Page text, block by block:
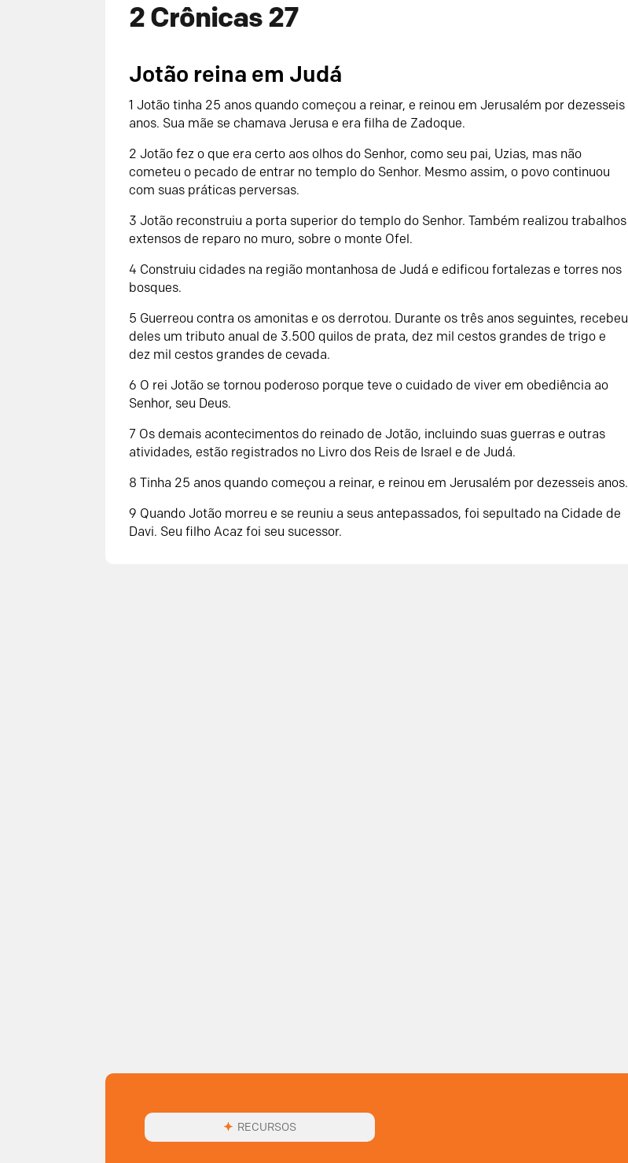
2 Crônicas 27
Jotão reina em Judá
1 Jotão tinha 25 anos quando começou a reinar, e reinou em Jerusalém por dezesseis
anos. Sua mãe se chamava Jerusa e era filha de Zadoque.
2 Jotão fez o que era certo aos olhos do Senhor, como seu pai, Uzias, mas não
cometeu o pecado de entrar no templo do Senhor. Mesmo assim, o povo continuou
com suas práticas perversas.
3 Jotão reconstruiu a porta superior do templo do Senhor. Também realizou trabalhos
extensos de reparo no muro, sobre o monte Ofel.
4 Construiu cidades na região montanhosa de Judá e edificou fortalezas e torres nos
bosques.
5 Guerreou contra os amonitas e os derrotou. Durante os três anos seguintes, recebeu
deles um tributo anual de 3.500 quilos de prata, dez mil cestos grandes de trigo e
dez mil cestos grandes de cevada.
6 O rei Jotão se tornou poderoso porque teve o cuidado de viver em obediência ao
Senhor, seu Deus.
7 Os demais acontecimentos do reinado de Jotão, incluindo suas guerras e outras
atividades, estão registrados no Livro dos Reis de Israel e de Judá.
8 Tinha 25 anos quando começou a reinar, e reinou em Jerusalém por dezesseis anos.
9 Quando Jotão morreu e se reuniu a seus antepassados, foi sepultado na Cidade de
Davi. Seu filho Acaz foi seu sucessor.
RECURSOS